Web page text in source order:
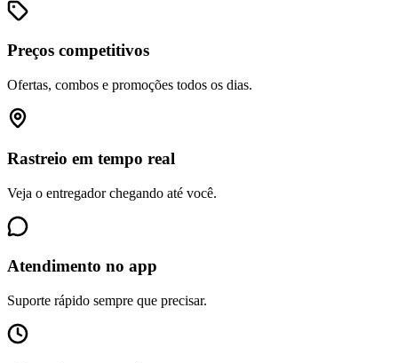
Preços competitivos
Ofertas, combos e promoções todos os dias.
Rastreio em tempo real
Veja o entregador chegando até você.
Atendimento no app
Suporte rápido sempre que precisar.